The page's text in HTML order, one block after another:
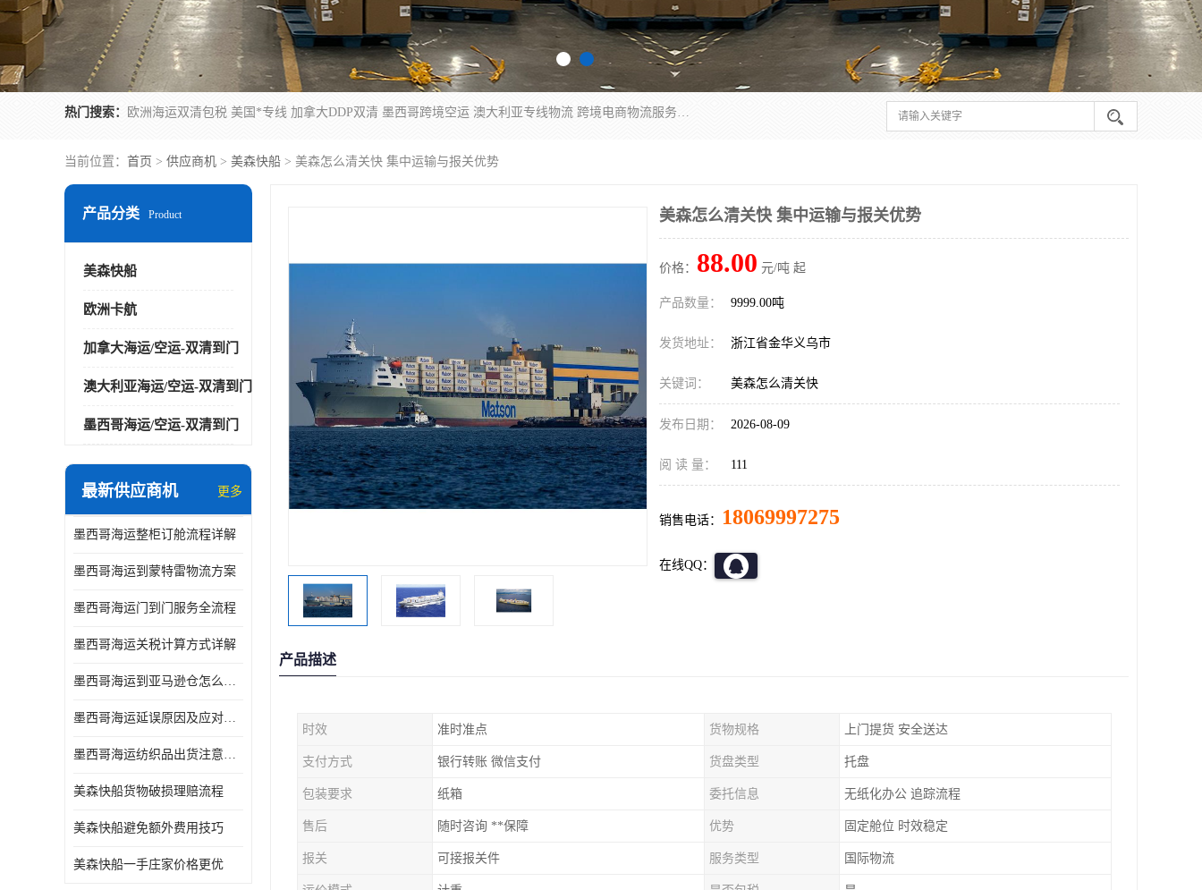
热门搜索： 欧洲海运双清包税 美国*专线 加拿大DDP双清 墨西哥跨境空运 澳大利亚专线物流 跨境电商物流服务 国际快递到门服务 海运*渠道 一站式跨境物流解决方案 TikTok/SHEIN专线 电商平台FBA头程运输 国际铁路运输欧洲 UPS/DDHL/联邦快递跨境 美国双清到门物流 跨境*运输
当前位置： 首页 > 供应商机 > 美森快船 > 美森怎么清关快 集中运输与报关优势
产品分类 Product
美森快船
欧洲卡航
加拿大海运/空运-双清到门
澳大利亚海运/空运-双清到门
墨西哥海运/空运-双清到门
最新供应商机 更多
墨西哥海运整柜订舱流程详解
墨西哥海运到蒙特雷物流方案
墨西哥海运门到门服务全流程
墨西哥海运关税计算方式详解
墨西哥海运到亚马逊仓怎么操作
墨西哥海运延误原因及应对办法
墨西哥海运纺织品出货注意事项
美森快船货物破损理赔流程
美森快船避免额外费用技巧
美森快船一手庄家价格更优
美森怎么清关快 集中运输与报关优势
价格： 88.00 元/吨 起
产品数量： 9999.00吨
发货地址： 浙江省金华义乌市
关键词： 美森怎么清关快
发布日期： 2026-08-09
阅 读 量： 111
销售电话： 18069997275
在线QQ：
产品描述
时效 准时准点 货物规格 上门提货 安全送达
支付方式 银行转账 微信支付 货盘类型 托盘
包装要求 纸箱 委托信息 无纸化办公 追踪流程
售后 随时咨询 **保障 优势 固定舱位 时效稳定
报关 可接报关件 服务类型 国际物流